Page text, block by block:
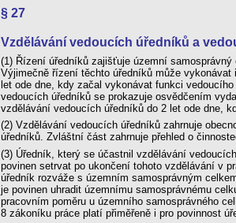
§ 27
Vzdělávání vedoucích úředníků a
(1) Řízení úředníků zajišťuje územní
Výjimečně řízení těchto úředníků může
let ode dne, kdy začal vykonávat funkci
vedoucích úředníků se prokazuje osvědčením
vzdělávání vedoucích úředníků do 2 let ode dne,
(2) Vzdělávání vedoucích úředníků zahrnuje
úředníků. Zvláštní část zahrnuje přehled o
(3) Úředník, který se účastnil vzdělávání
povinen setrvat po ukončení tohoto vzdělávání v
úředník rozváže s územním samosprávným
je povinen uhradit územnímu samosprávnému
pracovním poměru u územního samosprávného
8 zákoníku práce platí přiměřeně i pro povinnost